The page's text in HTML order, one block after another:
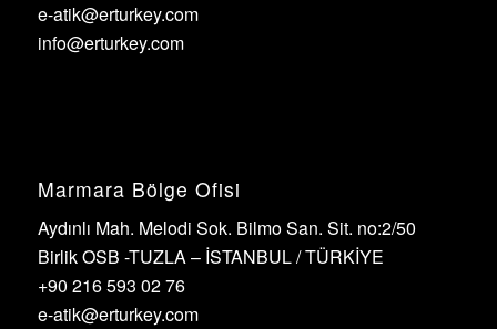
e-atik@erturkey.com
info@erturkey.com
Marmara Bölge Ofisi
Aydınlı Mah. Melodi Sok. Bilmo San. Sit. no:2/50
Birlik OSB -TUZLA – İSTANBUL / TÜRKİYE
+90 216 593 02 76
e-atik@erturkey.com